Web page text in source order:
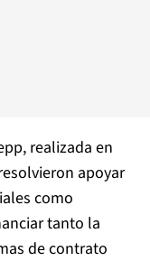
realizada en
apoyar
como
tanto la
de contrato